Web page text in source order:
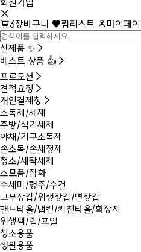
회원가입
3장바구니 찜리스트 마이페이
신제품 ✨
베스트 상품 👍
프로모션
견적요청
개인결제창
소독제/세제
주방/식기세제
야채/기구소독제
손소독/손세정제
청소/세탁세제
소모품/잡화
수세미/행주/수건
고무장갑/위생장갑/면장갑
핸드타올/냅킨/키친타올/화장지
위생팩/랩/호일
청소용품
생활용품